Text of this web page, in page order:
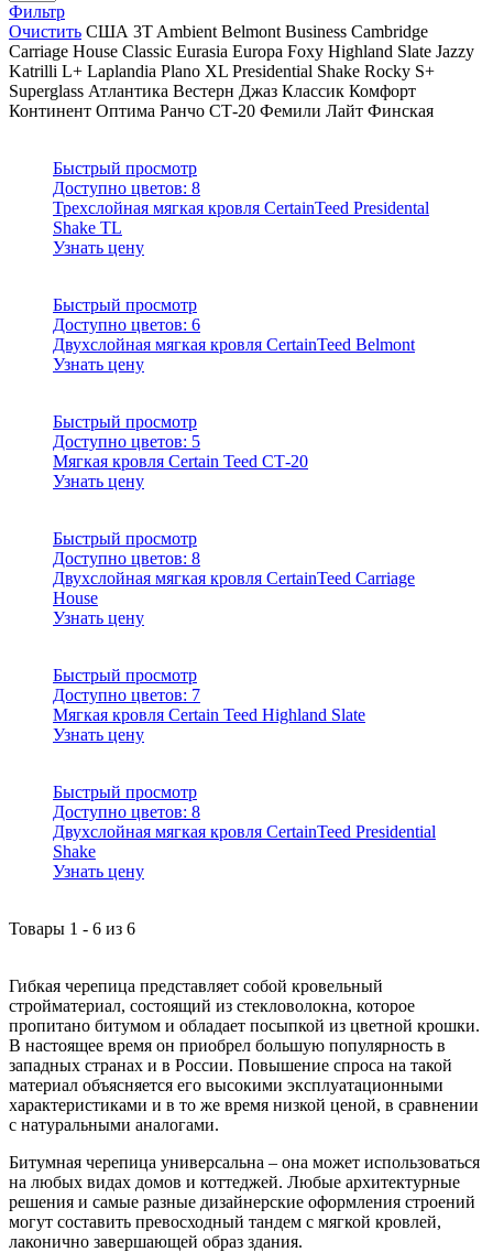
Фильтр
Очистить США 3T Ambient Belmont Business Cambridge
Carriage House Classic Eurasia Europa Foxy Highland Slate Jazzy
Katrilli L+ Laplandia Plano XL Presidential Shake Rocky S+
Superglass Атлантика Вестерн Джаз Классик Комфорт
Континент Оптима Ранчо СТ-20 Фемили Лайт Финская
Быстрый просмотр
Доступно цветов: 8
Трехслойная мягкая кровля CertainTeed Presidental
Shake TL
Узнать цену
Быстрый просмотр
Доступно цветов: 6
Двухслойная мягкая кровля CertainTeed Belmont
Узнать цену
Быстрый просмотр
Доступно цветов: 5
Мягкая кровля Certain Teed СТ-20
Узнать цену
Быстрый просмотр
Доступно цветов: 8
Двухслойная мягкая кровля CertainTeed Carriage
House
Узнать цену
Быстрый просмотр
Доступно цветов: 7
Мягкая кровля Certain Teed Highland Slate
Узнать цену
Быстрый просмотр
Доступно цветов: 8
Двухслойная мягкая кровля CertainTeed Presidential
Shake
Узнать цену
Товары 1 - 6 из 6
Гибкая черепица представляет собой кровельный
стройматериал, состоящий из стекловолокна, которое
пропитано битумом и обладает посыпкой из цветной крошки.
В настоящее время он приобрел большую популярность в
западных странах и в России. Повышение спроса на такой
материал объясняется его высокими эксплуатационными
характеристиками и в то же время низкой ценой, в сравнении
с натуральными аналогами.
Битумная черепица универсальна – она может использоваться
на любых видах домов и коттеджей. Любые архитектурные
решения и самые разные дизайнерские оформления строений
могут составить превосходный тандем с мягкой кровлей,
лаконично завершающей образ здания.